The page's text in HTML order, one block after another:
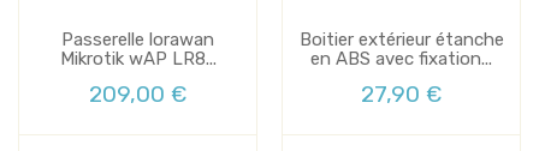
Passerelle lorawan
Mikrotik wAP LR8...
209,00 €
Boitier extérieur étanche
en ABS avec fixation...
27,90 €